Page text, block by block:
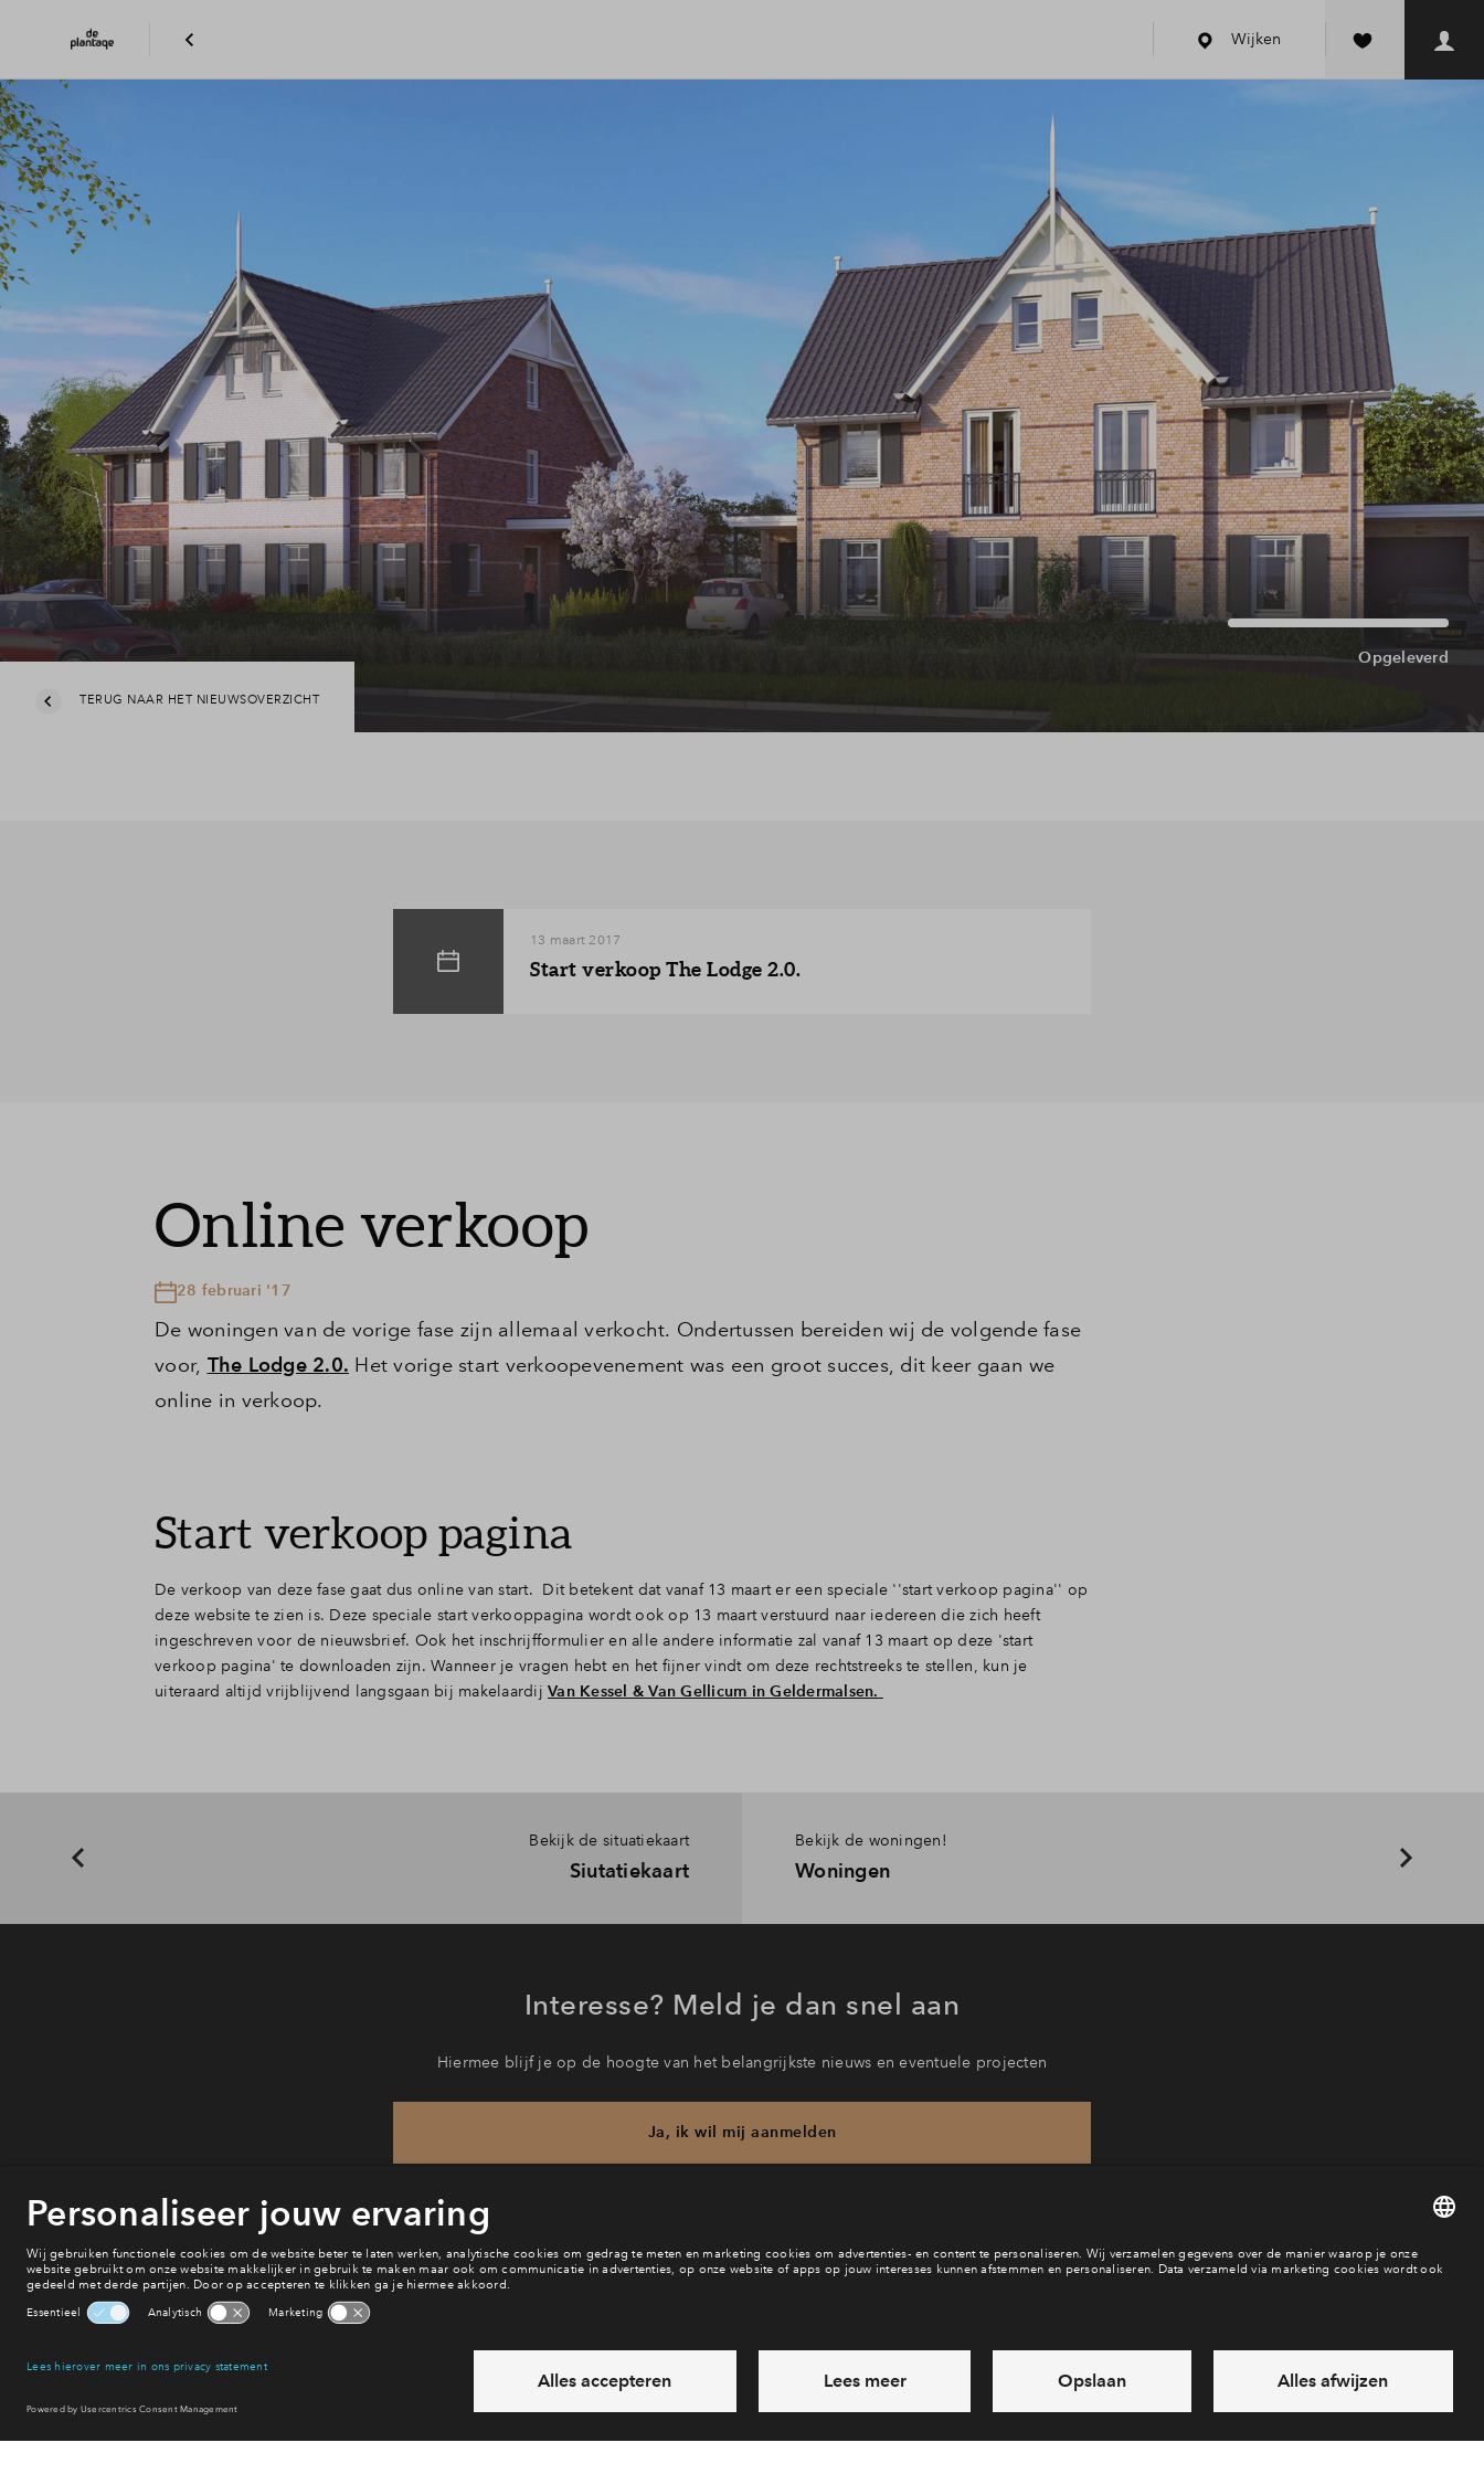
Wijken
Opgeleverd
TERUG NAAR HET NIEUWSOVERZICHT
13 maart 2017
Start verkoop The Lodge 2.0.
Online verkoop
28 februari '17
De woningen van de vorige fase zijn allemaal verkocht. Ondertussen bereiden wij de volgende fase
voor, The Lodge 2.0. Het vorige start verkoopevenement was een groot succes, dit keer gaan we
online in verkoop.
Start verkoop pagina
De verkoop van deze fase gaat dus online van start. Dit betekent dat vanaf 13 maart er een speciale ''start verkoop pagina'' op
deze website te zien is. Deze speciale start verkooppagina wordt ook op 13 maart verstuurd naar iedereen die zich heeft
ingeschreven voor de nieuwsbrief. Ook het inschrijfformulier en alle andere informatie zal vanaf 13 maart op deze 'start
verkoop pagina' te downloaden zijn. Wanneer je vragen hebt en het fijner vindt om deze rechtstreeks te stellen, kun je
uiteraard altijd vrijblijvend langsgaan bij makelaardij Van Kessel & Van Gellicum in Geldermalsen.
Bekijk de situatiekaart
Siutatiekaart
Bekijk de woningen!
Woningen
Interesse? Meld je dan snel aan
Hiermee blijf je op de hoogte van het belangrijkste nieuws en eventuele projecten
Ja, ik wil mij aanmelden
Heb je een vraag en wil je direct antwoord? Bel ons op
6 dagen per week beschikbaar (behalve tijdens feestdagen)
via chat en telefoon